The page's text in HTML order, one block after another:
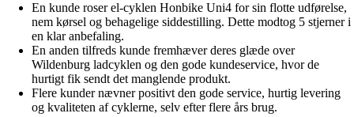
En kunde roser el-cyklen Honbike Uni4 for sin flotte udførelse,
nem kørsel og behagelige siddestilling. Dette modtog 5 stjerner i
en klar anbefaling.
En anden tilfreds kunde fremhæver deres glæde over
Wildenburg ladcyklen og den gode kundeservice, hvor de
hurtigt fik sendt det manglende produkt.
Flere kunder nævner positivt den gode service, hurtig levering
og kvaliteten af cyklerne, selv efter flere års brug.